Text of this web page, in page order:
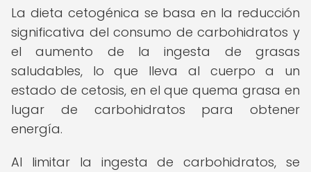
La dieta cetogénica se basa en la reducción
significativa del consumo de carbohidratos y
el aumento de la ingesta de grasas
saludables, lo que lleva al cuerpo a un
estado de cetosis, en el que quema grasa en
lugar de carbohidratos para obtener
energía.
Al limitar la ingesta de carbohidratos, se